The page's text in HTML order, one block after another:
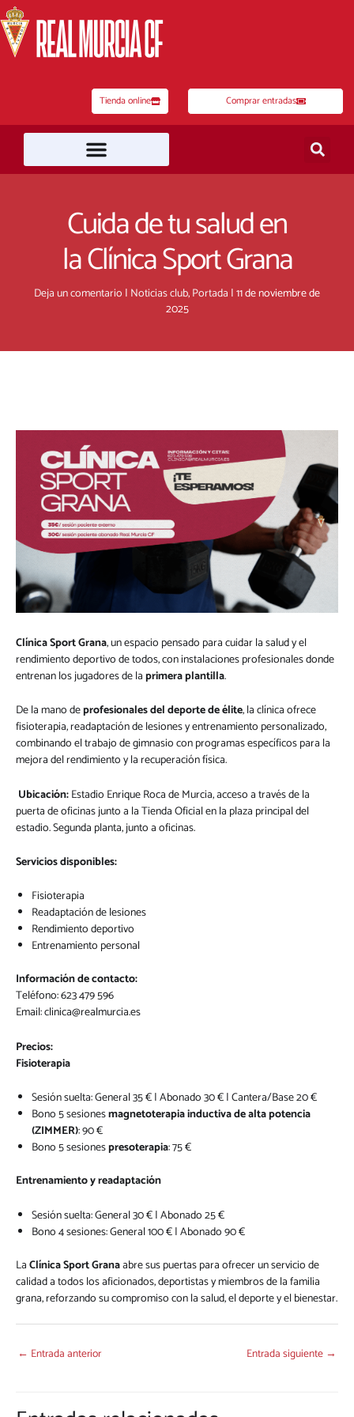
al
contenido
Tienda online Comprar entradas
Cuida de tu salud en
la Clínica Sport Grana
Deja un comentario | Noticias club,Portada |11 de noviembre de
2025
Clínica Sport Grana, un espacio pensado para cuidar la salud y el
rendimiento deportivo de todos, con instalaciones profesionales donde
entrenan los jugadores de laprimera plantilla.
De la mano deprofesionales del deporte de élite, la clínica ofrece
fisioterapia, readaptación de lesiones y entrenamiento personalizado,
combinando el trabajo de gimnasio con programas específicos para la
mejora del rendimiento y la recuperación física.
Ubicación:Estadio Enrique Roca de Murcia, acceso a través de la
puerta de oficinas junto a la Tienda Oficial en la plaza principal del
estadio. Segunda planta, junto a oficinas.
Servicios disponibles:
Fisioterapia
Readaptación de lesiones
Rendimiento deportivo
Entrenamiento personal
Información de contacto:
Teléfono: 623 479 596
Email:clinica@realmurcia.es
Precios:
Fisioterapia
Sesión suelta: General 35 € | Abonado 30 € | Cantera/Base 20 €
Bono 5 sesionesmagnetoterapia inductiva de alta potencia
(ZIMMER): 90 €
Bono 5 sesionespresoterapia: 75 €
Entrenamiento y readaptación
Sesión suelta: General 30 € | Abonado 25 €
Bono 4 sesiones: General 100 € | Abonado 90 €
LaClínica Sport Granaabre sus puertas para ofrecer un servicio de
calidad a todos los aficionados, deportistas y miembros de la familia
grana, reforzando su compromiso con la salud, el deporte y el bienestar.
← Entrada anterior Entrada siguiente →